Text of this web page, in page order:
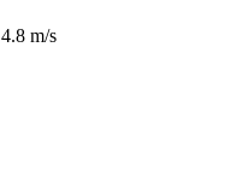
4.8 m/s